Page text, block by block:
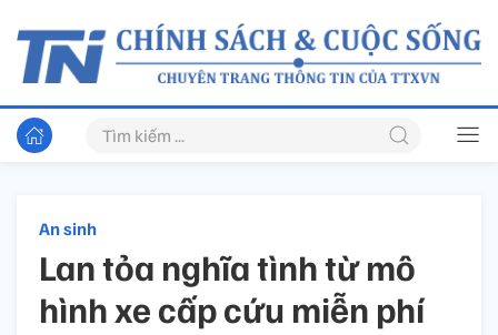
An sinh
Lan tỏa nghĩa tình từ mô
hình xe cấp cứu miễn phí